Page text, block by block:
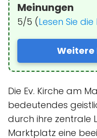
Meinungen
5/5 (Lesen Sie
Die Ev. Kirche am
bedeutendes
durch ihre zentrale
Marktplatz eine